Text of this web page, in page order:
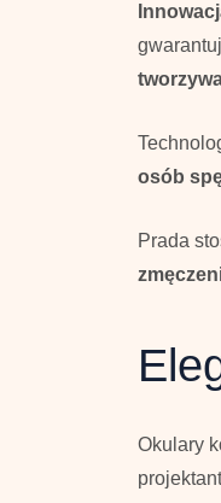
osób
Prada
Okulary